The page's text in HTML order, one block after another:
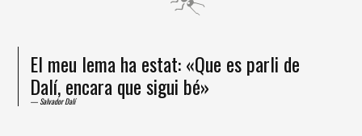
He arribat a la certesa que la formiga és
un ésser superior
Salvador Dalí